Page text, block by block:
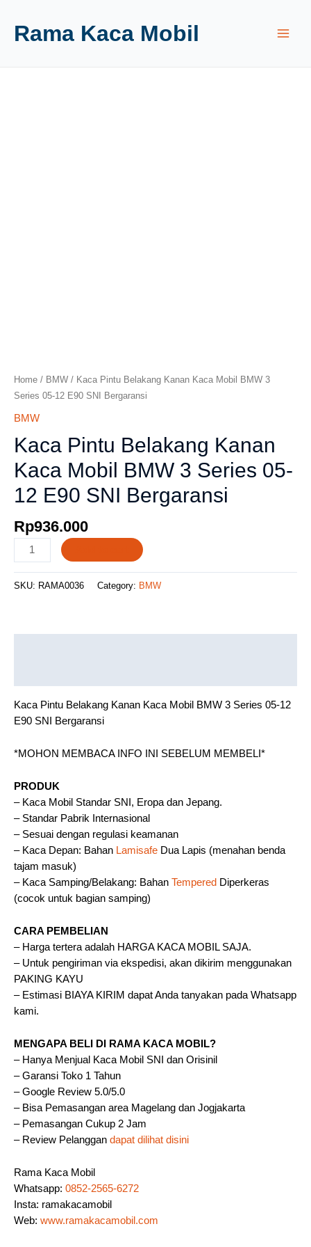
Rama Kaca Mobil
Home / BMW / Kaca Pintu Belakang Kanan Kaca Mobil BMW 3
Series 05-12 E90 SNI Bergaransi
BMW
Kaca Pintu Belakang Kanan
Kaca Mobil BMW 3 Series 05-
12 E90 SNI Bergaransi
Rp936.000
SKU: RAMA0036 Category: BMW
Kaca Pintu Belakang Kanan Kaca Mobil BMW 3 Series 05-12
E90 SNI Bergaransi
*MOHON MEMBACA INFO INI SEBELUM MEMBELI*
PRODUK
– Kaca Mobil Standar SNI, Eropa dan Jepang.
– Standar Pabrik Internasional
– Sesuai dengan regulasi keamanan
– Kaca Depan: Bahan Lamisafe Dua Lapis (menahan benda
tajam masuk)
– Kaca Samping/Belakang: Bahan Tempered Diperkeras
(cocok untuk bagian samping)
CARA PEMBELIAN
– Harga tertera adalah HARGA KACA MOBIL SAJA.
– Untuk pengiriman via ekspedisi, akan dikirim menggunakan
PAKING KAYU
– Estimasi BIAYA KIRIM dapat Anda tanyakan pada Whatsapp
kami.
MENGAPA BELI DI RAMA KACA MOBIL?
– Hanya Menjual Kaca Mobil SNI dan Orisinil
– Garansi Toko 1 Tahun
– Google Review 5.0/5.0
– Bisa Pemasangan area Magelang dan Jogjakarta
– Pemasangan Cukup 2 Jam
– Review Pelanggan dapat dilihat disini
Rama Kaca Mobil
Whatsapp: 0852-2565-6272
Insta: ramakacamobil
Web: www.ramakacamobil.com